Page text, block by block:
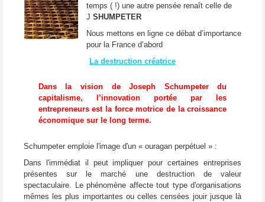
temps ( !) une autre pensée renaît celle de
J SHUMPETER
Nous mettons en ligne ce débat d’importance
pour la France d’abord
La destruction créatrice
Dans la vision de Joseph Schumpeter du
capitalisme, l’innovation portée par les
entrepreneurs est la force motrice de la croissance
économique sur le long terme.
Schumpeter emploie l'image d'un « ouragan perpétuel » :
Dans l'immédiat il peut impliquer pour certaines entreprises
présentes sur le marché une destruction de valeur
spectaculaire. Le phénomène affecte tout type d'organisations
mêmes les plus importantes ou celles censées jouir jusque là